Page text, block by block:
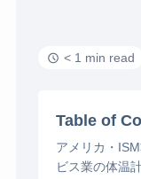
< 1 min read
Table of
アメリカ・
ビス業の体温